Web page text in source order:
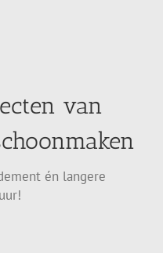
van
én langere